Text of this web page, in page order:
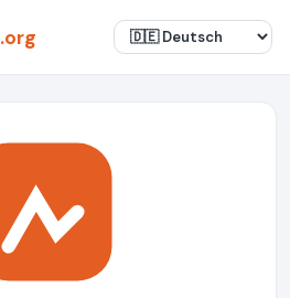
.org